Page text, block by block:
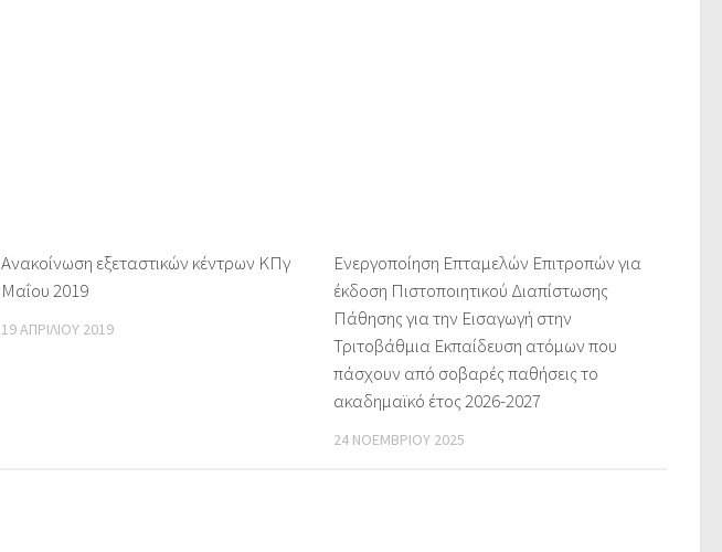
Ανακοίνωση εξεταστικών κέντρων ΚΠγ
Μαΐου 2019
19 ΑΠΡΙΛΊΟΥ 2019
Ενεργοποίηση Επταμελών Επιτροπών για
έκδοση Πιστοποιητικού Διαπίστωσης
Πάθησης για την Εισαγωγή στην
Τριτοβάθμια Εκπαίδευση ατόμων που
πάσχουν από σοβαρές παθήσεις το
ακαδημαϊκό έτος 2026-2027
24 ΝΟΕΜΒΡΊΟΥ 2025